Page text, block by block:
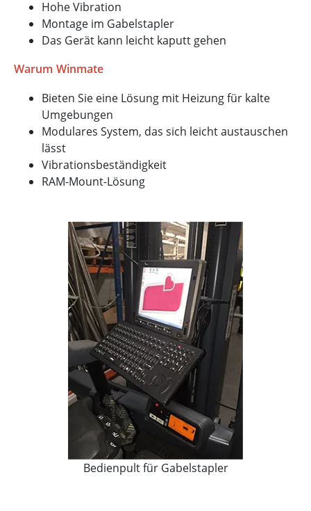
Hohe Vibration
Montage im Gabelstapler
Das Gerät kann leicht kaputt gehen
Warum Winmate
Bieten Sie eine Lösung mit Heizung für kalte
Umgebungen
Modulares System, das sich leicht austauschen
lässt
Vibrationsbeständigkeit
RAM-Mount-Lösung
Bedienpult für Gabelstapler